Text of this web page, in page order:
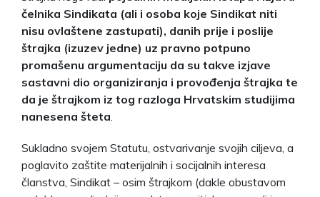
čelnika Sindikata (ali i osoba koje Sindikat niti
nisu ovlaštene zastupati), danih prije i poslije
štrajka (izuzev jedne) uz pravno potpuno
promašenu argumentaciju da su takve izjave
sastavni dio organiziranja i provođenja štrajka te
da je štrajkom iz tog razloga Hrvatskim studijima
nanesena šteta
Sukladno svojem Statutu, ostvarivanje svojih ciljeva, a
poglavito zaštite materijalnih i socijalnih interesa
članstva, Sindikat – osim štrajkom (dakle obustavom